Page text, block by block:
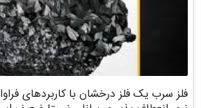
فلز سرب یک فلز درخشان با کاربردهای